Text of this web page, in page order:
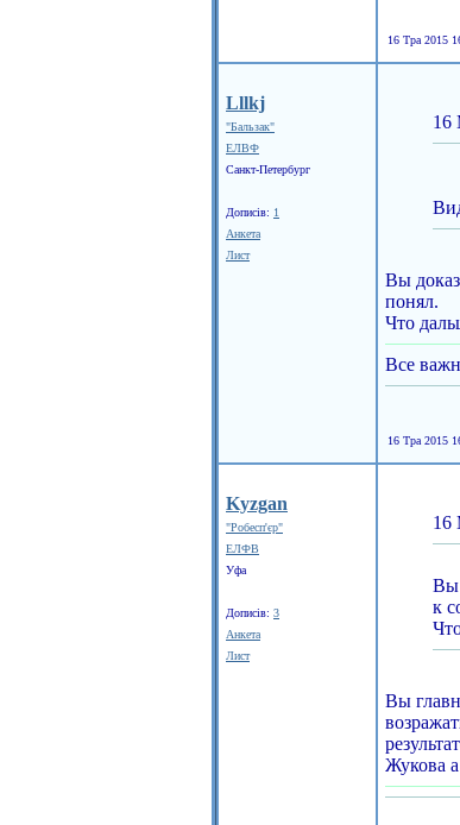
16 Тра 2015
Lllkj
"Бальзак"
ЕЛВФ
Санкт-Петербург
Дописів: 1
Анкета
Лист
16
Вы
понял.
Что
Все
16 Тра 2015
Kyzgan
"Робесп'єр"
ЕЛФВ
Уфа
Дописів: 3
Анкета
Лист
16
Вы
к
Вы
Жукова